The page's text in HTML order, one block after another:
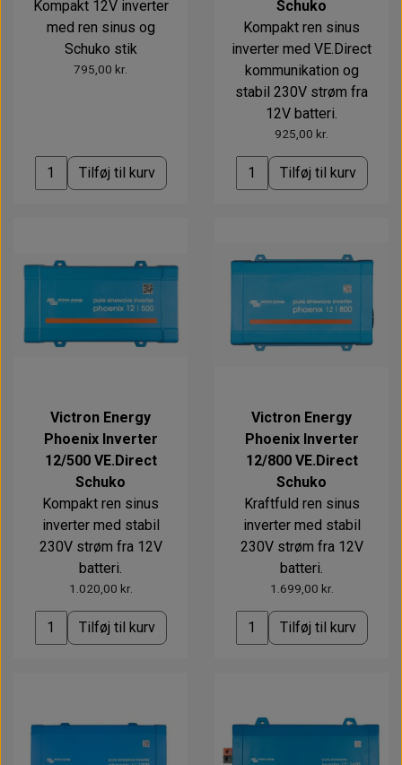
Landstrømskabler
Paneler & Kontakter
Motorbeslag
Brændstoftank
Gori propeller
Børster & Svampe m.m.
Udlejning af bådudstyr
Hvem er vi
Fordele hos Shop12volt
Forhandler login
Kompakt 12V inverter
med ren sinus og
Schuko stik
795,00 kr.
Tilføj til kurv
Schuko
Kompakt ren sinus
inverter med VE.Direct
kommunikation og
stabil 230V strøm fra
12V batteri.
925,00 kr.
Tilføj til kurv
Victron Energy
Phoenix Inverter
12/500 VE.Direct
Schuko
Kompakt ren sinus
inverter med stabil
230V strøm fra 12V
batteri.
1.020,00 kr.
Tilføj til kurv
Victron Energy
Phoenix Inverter
12/800 VE.Direct
Schuko
Kraftfuld ren sinus
inverter med stabil
230V strøm fra 12V
batteri.
1.699,00 kr.
Tilføj til kurv